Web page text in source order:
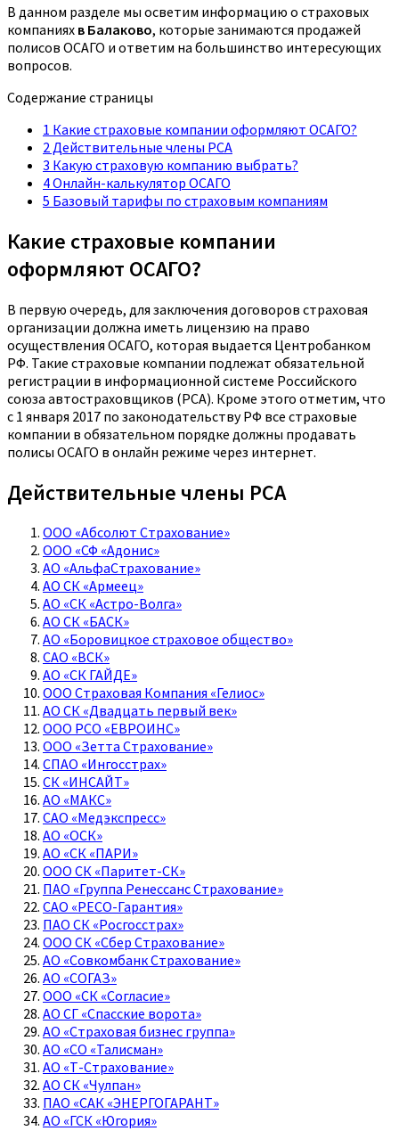
В данном разделе мы осветим информацию о страховых
компаниях в Балаково, которые занимаются продажей
полисов ОСАГО и ответим на большинство интересующих
вопросов.
Содержание страницы
1 Какие страховые компании оформляют ОСАГО?
2 Действительные члены РСА
3 Какую страховую компанию выбрать?
4Онлайн-калькулятор ОСАГО
5 Базовый тарифы по страховым компаниям
Какие страховые компании
оформляют ОСАГО?
В первую очередь, для заключения договоров страховая
организации должна иметь лицензию на право
осуществления ОСАГО, которая выдается Центробанком
РФ. Такие страховые компании подлежат обязательной
регистрации в информационной системе Российского
союза автостраховщиков (РСА). Кроме этого отметим, что
с 1 января 2017 по законодательству РФ все страховые
компании в обязательном порядке должны продавать
полисы ОСАГО в онлайн режиме через интернет.
Действительные члены РСА
ООО «Абсолют Страхование»
ООО «СФ «Адонис»
АО «АльфаСтрахование»
АО СК «Армеец»
АО «СК «Астро-Волга»
АО СК «БАСК»
АО «Боровицкое страховое общество»
САО «ВСК»
АО «СК ГАЙДЕ»
ООО Страховая Компания «Гелиос»
АО СК «Двадцать первый век»
ООО РСО «ЕВРОИНС»
ООО «Зетта Страхование»
СПАО «Ингосстрах»
СК «ИНСАЙТ»
АО «МАКС»
САО «Медэкспресс»
АО «ОСК»
АО «СК «ПАРИ»
ООО СК «Паритет-СК»
ПАО «Группа Ренессанс Страхование»
САО «РЕСО-Гарантия»
ПАО СК «Росгосстрах»
ООО СК «Сбер Страхование»
АО «Совкомбанк Страхование»
АО «СОГАЗ»
ООО «СК «Согласие»
АО СГ «Спасские ворота»
АО «Страховая бизнес группа»
АО «СО «Талисман»
АО «Т-Страхование»
АО СК «Чулпан»
ПАО «САК «ЭНЕРГОГАРАНТ»
АО «ГСК «Югория»